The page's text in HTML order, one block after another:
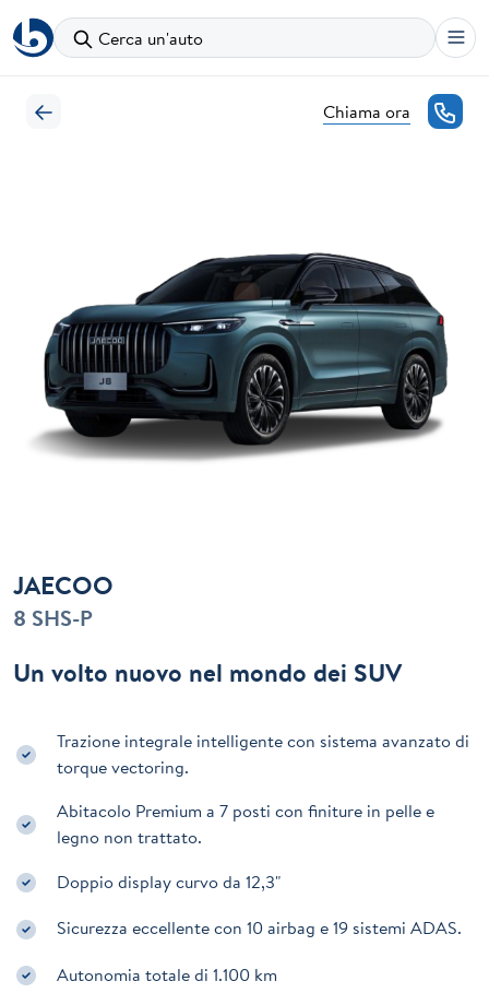
Cerca un'auto
Chiama ora
JAECOO
8 SHS-P
Un volto nuovo nel mondo dei SUV
Trazione integrale intelligente con sistema avanzato di
torque vectoring.
Abitacolo Premium a 7 posti con finiture in pelle e
legno non trattato.
Doppio display curvo da 12,3"
Sicurezza eccellente con 10 airbag e 19 sistemi ADAS.
Autonomia totale di 1.100 km